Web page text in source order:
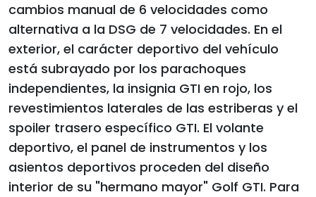
cambios manual de 6 velocidades como
alternativa a la DSG de 7 velocidades. En el
exterior, el carácter deportivo del vehículo
está subrayado por los parachoques
independientes, la insignia GTI en rojo, los
revestimientos laterales de las estriberas y el
spoiler trasero específico GTI. El volante
deportivo, el panel de instrumentos y los
asientos deportivos proceden del diseño
interior de su "hermano mayor" Golf GTI. Para